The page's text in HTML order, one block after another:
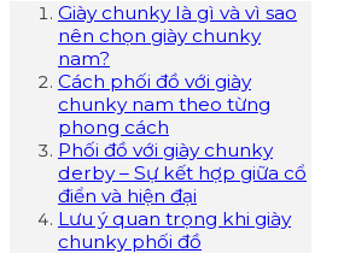
Giày chunky là gì và vì sao
nên chọn giày chunky
nam?
Cách phối đồ với giày
chunky nam theo từng
phong cách
Phối đồ với giày chunky
derby – Sự kết hợp giữa cổ
điển và hiện đại
Lưu ý quan trọng khi giày
chunky phối đồ